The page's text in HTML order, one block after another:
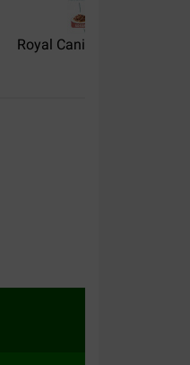
Royal Canin Hairball Care...